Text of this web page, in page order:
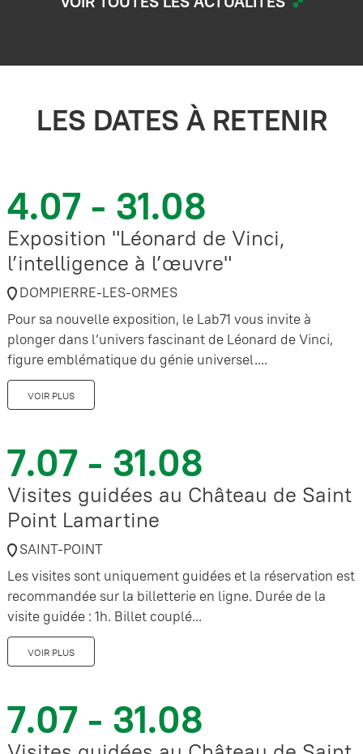
LES DATES À RETENIR
4.07 - 31.08
Exposition "Léonard de Vinci,
l’intelligence à l’œuvre"
DOMPIERRE-LES-ORMES
Pour sa nouvelle exposition, le Lab71 vous invite à
plonger dans l’univers fascinant de Léonard de Vinci,
figure emblématique du génie universel....
VOIR PLUS
7.07 - 31.08
Visites guidées au Château de Saint
Point Lamartine
SAINT-POINT
Les visites sont uniquement guidées et la réservation est
recommandée sur la billetterie en ligne. Durée de la
visite guidée : 1h. Billet couplé...
VOIR PLUS
7.07 - 31.08